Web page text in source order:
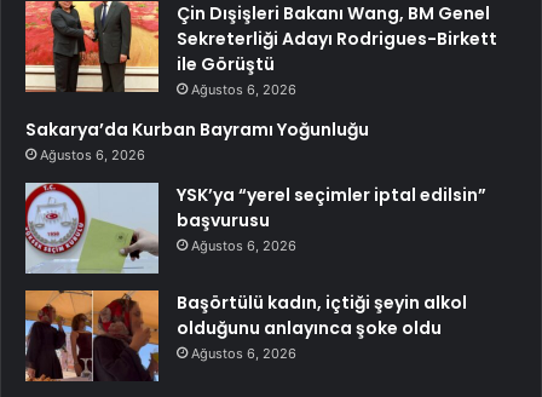
Çin Dışişleri Bakanı Wang, BM Genel
Sekreterliği Adayı Rodrigues-Birkett
ile Görüştü
Ağustos 6, 2026
Sakarya’da Kurban Bayramı Yoğunluğu
Ağustos 6, 2026
YSK’ya “yerel seçimler iptal edilsin”
başvurusu
Ağustos 6, 2026
Başörtülü kadın, içtiği şeyin alkol
olduğunu anlayınca şoke oldu
Ağustos 6, 2026